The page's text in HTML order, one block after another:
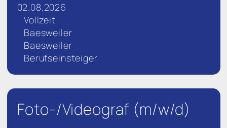
02.08.2026
Vollzeit
Baesweiler
Baesweiler
Berufseinsteiger
Foto-/Videograf (m/w/d)